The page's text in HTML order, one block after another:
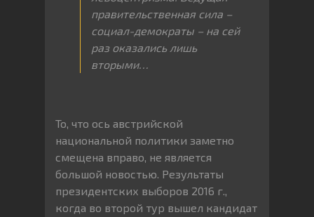
правительственная сила –
социал-демократы – на сей
раз оказались лишь
вторыми…
То, что ось австрийской
национальной политики заметно
смещена вправо, не является
большой новостью. Результаты
президентских выборов 2016 г.,
когда во второй тур вышел кандидат